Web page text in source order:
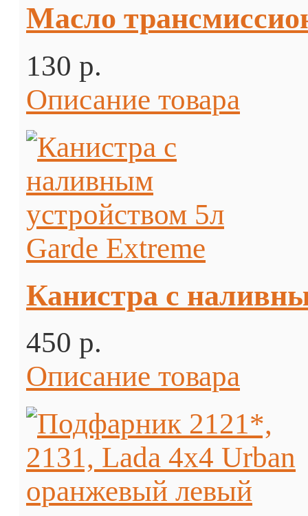
Масло
130 p.
Описание товара
Канистра с
450 p.
Описание товара